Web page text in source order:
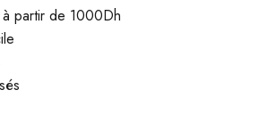
à partir de 1000Dh